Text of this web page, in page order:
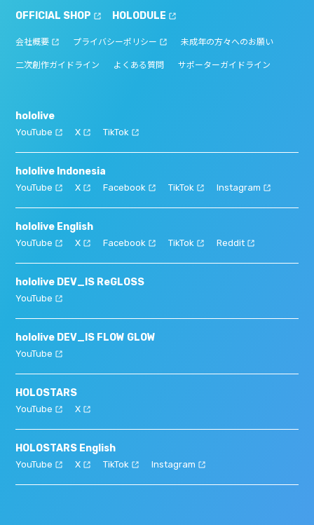
OFFICIAL SHOP
HOLODULE
会社概要 プライバシーポリシー 未成年の方々へのお願い
二次創作ガイドライン よくある質問 サポーターガイドライン
hololive
YouTube X TikTok
hololive Indonesia
YouTube X Facebook TikTok Instagram
hololive English
YouTube X Facebook TikTok Reddit
hololive DEV_IS ReGLOSS
YouTube
hololive DEV_IS FLOW GLOW
YouTube
HOLOSTARS
YouTube X
HOLOSTARS English
YouTube X TikTok Instagram